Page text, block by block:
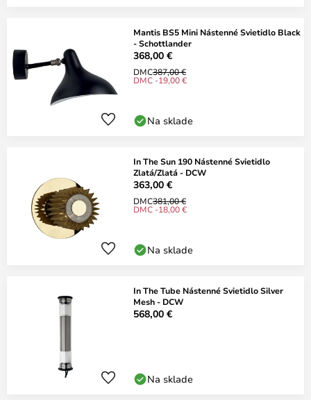
Mantis BS5 Mini Nástenné Svietidlo Black
- Schottlander
368,00 €
DMC387,00 €
DMC -19,00 €
Na sklade
In The Sun 190 Nástenné Svietidlo
Zlatá/Zlatá - DCW
363,00 €
DMC381,00 €
DMC -18,00 €
Na sklade
In The Tube Nástenné Svietidlo Silver
Mesh - DCW
568,00 €
Na sklade